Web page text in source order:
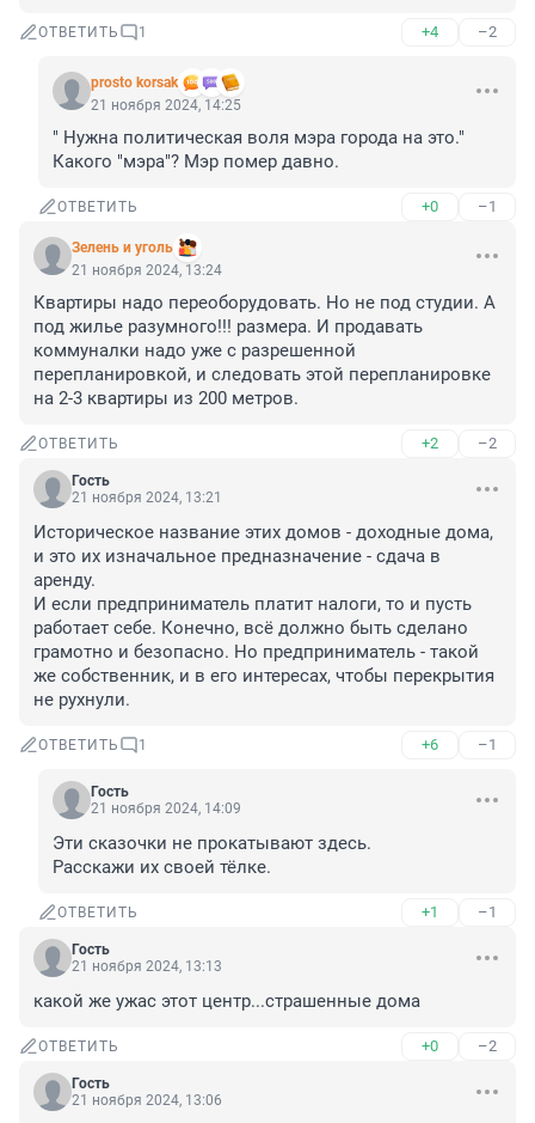
ОТВЕТИТЬ 1 +4 –2
prosto korsak
21 ноября 2024, 14:25
" Нужна политическая воля мэра города на это."
Какого "мэра"? Мэр помер давно.
ОТВЕТИТЬ +0 –1
Зелень и уголь
21 ноября 2024, 13:24
Квартиры надо переоборудовать. Но не под студии. А
под жилье разумного!!! размера. И продавать
коммуналки надо уже с разрешенной
перепланировкой, и следовать этой перепланировке
на 2-3 квартиры из 200 метров.
ОТВЕТИТЬ +2 –2
Гость
21 ноября 2024, 13:21
Историческое название этих домов - доходные дома,
и это их изначальное предназначение - сдача в
аренду.
И если предприниматель платит налоги, то и пусть
работает себе. Конечно, всё должно быть сделано
грамотно и безопасно. Но предприниматель - такой
же собственник, и в его интересах, чтобы перекрытия
не рухнули.
ОТВЕТИТЬ 1 +6 –1
Гость
21 ноября 2024, 14:09
Эти сказочки не прокатывают здесь.
Расскажи их своей тёлке.
ОТВЕТИТЬ +1 –1
Гость
21 ноября 2024, 13:13
какой же ужас этот центр...страшенные дома
ОТВЕТИТЬ +0 –2
Гость
21 ноября 2024, 13:06